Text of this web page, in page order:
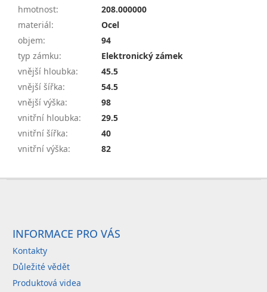
hmotnost:
208.000000
materiál:
Ocel
objem:
94
typ zámku:
Elektronický zámek
vnější hloubka:
45.5
vnější šířka:
54.5
vnější výška:
98
vnitřní hloubka:
29.5
vnitřní šířka:
40
vnitřní výška: 82
INFORMACE PRO VÁS
Kontakty
Důležité vědět
Produktová videa